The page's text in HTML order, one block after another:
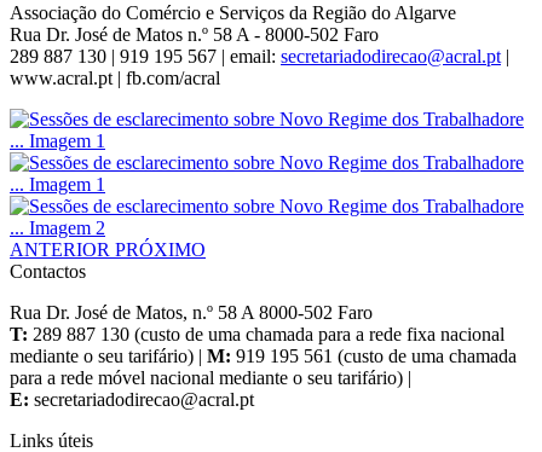
Associação do Comércio e Serviços da Região do Algarve
Rua Dr. José de Matos n.º 58 A - 8000-502 Faro
289 887 130 | 919 195 567 | email:
|
www.acral.pt | fb.com/acral
ANTERIOR PRÓXIMO
Contactos
Rua Dr. José de Matos, n.º 58 A 8000-502 Faro
T: 289 887 130 (custo de uma chamada para a rede fixa nacional
mediante o seu tarifário) | M: 919 195 561 (custo de uma chamada
para a rede móvel nacional mediante o seu tarifário) |
E:
Links úteis